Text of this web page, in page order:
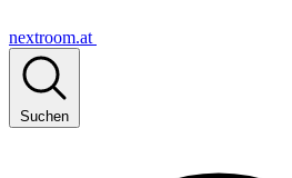
nextroom.at
Suchen